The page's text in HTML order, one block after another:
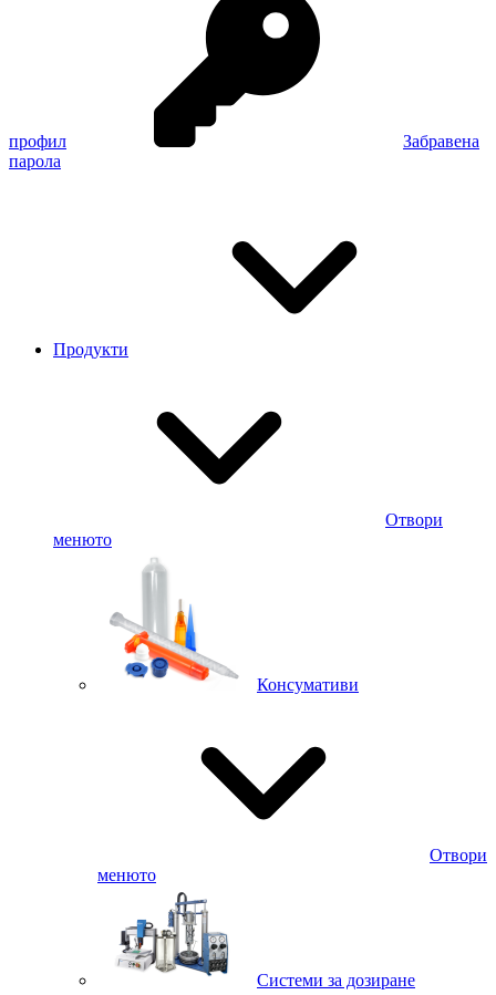
профил
Забравена
парола
Продукти
Отвори
менюто
Консумативи
Отвори
менюто
Системи за дозиране